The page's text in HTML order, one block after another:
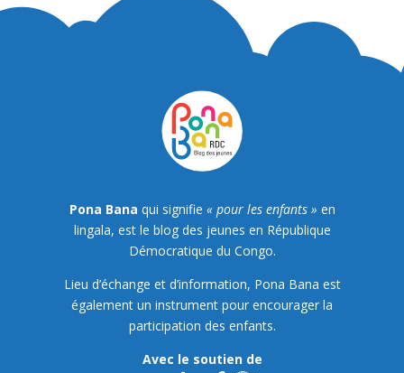
Pona Bana qui signifie « pour les enfants » en
lingala, est le blog des jeunes en République
Démocratique du Congo.
Lieu d’échange et d’information, Pona Bana est
également un instrument pour encourager la
participation des enfants.
Avec le soutien de